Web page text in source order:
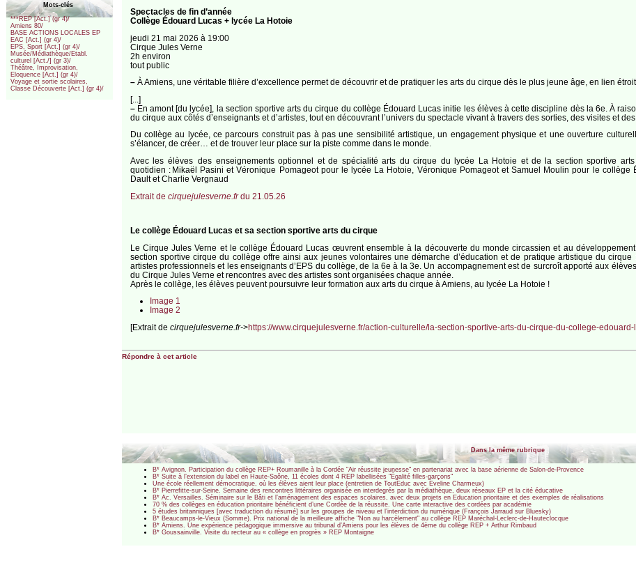
Mots-clés
***REP [Act.] (gr 4)/
Amiens 80/
BASE ACTIONS LOCALES EP
EAC [Act.] (gr 4)/
EPS, Sport [Act.] (gr 4)/
Musée/Médiathèque/Etabl.
culturel [Act./] (gr 3)/
Théâtre, Improvisation,
Eloquence [Act.] (gr 4)/
Voyage et sortie scolaires,
Classe Découverte [Act.] (gr 4)/
Spectacles de fin d’année
Collège Édouard Lucas + lycée La Hotoie
jeudi 21 mai 2026 à 19:00
Cirque Jules Verne
2h environ
tout public
–À Amiens, une véritable filière d’excellence permet de découvrir et de pratiquer les arts du cirque dès le plus jeune âge, en lien
[...]
–En amont [du lycée], la section sportive arts du cirque du collège Édouard Lucas initie les élèves à cette discipline dès la 6e. À
du cirque aux côtés d’enseignants et d’artistes, tout en découvrant l’univers du spectacle vivant à travers des sorties, des visites et
Du collège au lycée, ce parcours construit pas à pas une sensibilité artistique, un engagement physique et une ouverture
s’élancer, de créer… et de trouver leur place sur la piste comme dans le monde.
Avec les élèves des enseignements optionnel et de spécialité arts du cirque du lycée La Hotoie et de la section sportive
quotidien : Mikaël Pasini et Véronique Pomageot pour le lycée La Hotoie, Véronique Pomageot et Samuel Moulin pour le collège
Dault et Charlie Vergnaud
Extrait de cirquejulesverne.frdu 21.05.26
Le collège Édouard Lucas et sa section sportive arts du cirque
Le Cirque Jules Verne et le collège Édouard Lucas œuvrent ensemble à la découverte du monde circassien et au
section sportive cirque du collège offre ainsi aux jeunes volontaires une démarche d’éducation et de pratique artistique du
artistes professionnels et les enseignants d’EPS du collège, de la 6e à la 3e. Un accompagnement est de surcroît apporté aux
du Cirque Jules Verne et rencontres avec des artistes sont organisées chaque année.
Après le collège, les élèves peuvent poursuivre leur formation aux arts du cirque à Amiens, au lycée La Hotoie !
Image 1
Image 2
[Extrait de cirquejulesverne.fr->https://www.cirquejulesverne.fr/action-culturelle/la-section-sportive-arts-du-cirque-du-college-edouard-
Répondre à cet article
Dans la même rubrique
B* Avignon. Participation du collège REP+ Roumanille à la Cordée "Air réussite jeunesse" en partenariat avec la base aérienne de Salon-de-Provence
B* Suite à l’extension du label en Haute-Saône, 11 écoles dont 4 REP labellisées "Égalité filles-garçons"
Une école réellement démocratique, où les élèves aient leur place (entretien de ToutEduc avec Eveline Charmeux)
B* Pierrefitte-sur-Seine. Semaine des rencontres littéraires organisée en interdegrés par la médiathèque, deux réseaux EP et la cité éducative
B* Ac. Versailles. Séminaire sur le Bâti et l’aménagement des espaces scolaires, avec deux projets en Education prioritaire et des exemples de réalisations
70 % des collèges en éducation prioritaire bénéficient d’une Cordée de la réussite. Une carte interactive des cordées par académie
5 études britanniques [avec traduction du résumé] sur les groupes de niveau et l’interdiction du numérique (François Jarraud sur Bluesky)
B* Beaucamps-le-Vieux (Somme). Prix national de la meilleure affiche "Non au harcèlement" au collège REP Maréchal-Leclerc-de-Hauteclocque
B* Amiens. Une expérience pédagogique immersive au tribunal d’Amiens pour les élèves de 4ème du collège REP + Arthur Rimbaud
B* Goussainville. Visite du recteur au « collège en progrès » REP Montaigne